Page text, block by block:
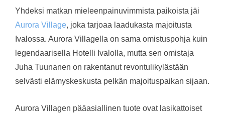
Yhdeksi matkan mieleenpainuvimmista paikoista jäi
Aurora Village, joka tarjoaa laadukasta majoitusta
Ivalossa. Aurora Villagella on sama omistuspohja kuin
legendaarisella Hotelli Ivalolla, mutta sen omistaja
Juha Tuunanen on rakentanut revontulikylästään
selvästi elämyskeskusta pelkän majoituspaikan sijaan.
Aurora Villagen pääasiallinen tuote ovat lasikattoiset